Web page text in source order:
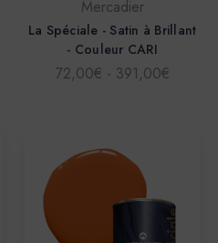
Mercadier
La Spéciale - Satin à Brillant
- Couleur CARI
72,00€ - 391,00€